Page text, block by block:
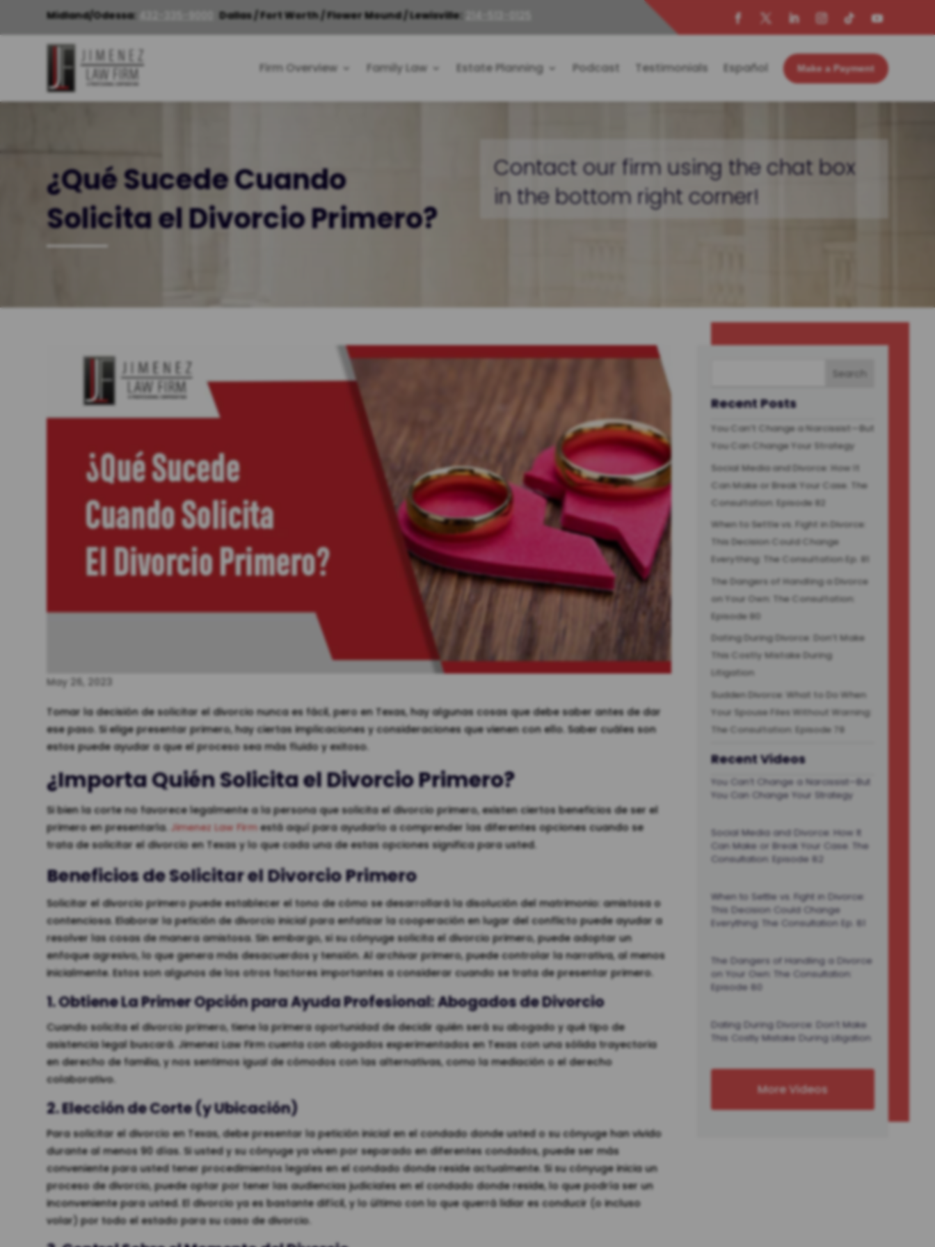
Midland/Odessa: Dallas / Fort Worth / Flower Mound / Lewisville:
Firm Overview Family Law Estate Planning Podcast Testimonials Español Make a Payment
¿Qué Sucede Cuando
Solicita el Divorcio Primero?
Contact our firm using the chat box
in the bottom right corner!
May 26, 2023
Tomar la decisión de solicitar el divorcio nunca es fácil, pero en Texas, hay algunas cosas que debe saber antes de dar
ese paso. Si elige presentar primero, hay ciertas implicaciones y consideraciones que vienen con ello. Saber cuáles son
estos puede ayudar a que el proceso sea más fluido y exitoso.
¿Importa Quién Solicita el Divorcio Primero?
Si bien la corte no favorece legalmente a la persona que solicita el divorcio primero, existen ciertos beneficios de ser el
primero en presentarla. Jimenez Law Firmestá aquí para ayudarlo a comprender las diferentes opciones cuando se
trata de solicitar el divorcio en Texas y lo que cada una de estas opciones significa para usted.
Beneficios de Solicitar el Divorcio Primero
Solicitar el divorcio primero puede establecer el tono de cómo se desarrollará la disolución del matrimonio: amistosa o
contenciosa. Elaborar la petición de divorcio inicial para enfatizar la cooperación en lugar del conflicto puede ayudar a
resolver las cosas de manera amistosa. Sin embargo, si su cónyuge solicita el divorcio primero, puede adoptar un
enfoque agresivo, lo que genera más desacuerdos y tensión. Al archivar primero, puede controlar la narrativa, al menos
inicialmente. Estos son algunos de los otros factores importantes a considerar cuando se trata de presentar primero.
1. Obtiene La Primer Opción para Ayuda Profesional: Abogados de Divorcio
Cuando solicita el divorcio primero, tiene la primera oportunidad de decidir quién será su abogado y qué tipo de
asistencia legal buscará. Jimenez Law Firm cuenta con abogados experimentados en Texas con una sólida trayectoria
en derecho de familia, y nos sentimos igual de cómodos con las alternativas, como la mediación o el derecho
colaborativo.
2. Elección de Corte (y Ubicación)
Para solicitar el divorcio en Texas, debe presentar la petición inicial en el condado donde usted o su cónyuge han vivido
durante al menos 90 días. Si usted y su cónyuge ya viven por separado en diferentes condados, puede ser más
conveniente para usted tener procedimientos legales en el condado donde reside actualmente. Si su cónyuge inicia un
proceso de divorcio, puede optar por tener las audiencias judiciales en el condado donde reside, lo que podría ser un
inconveniente para usted. El divorcio ya es bastante difícil, y lo último con lo que querrá lidiar es conducir (o incluso
volar) por todo el estado para su caso de divorcio.
Recent Posts
You Can’t Change a Narcissist—But
You Can Change Your Strategy
Social Media and Divorce: How It
Can Make or Break Your Case. The
Consultation: Episode 82
When to Settle vs. Fight in Divorce:
This Decision Could Change
Everything: The Consultation Ep. 81
The Dangers of Handling a Divorce
on Your Own: The Consultation:
Episode 80
Dating During Divorce: Don’t Make
This Costly Mistake During
Litigation
Sudden Divorce: What to Do When
Your Spouse Files Without Warning:
The Consultation: Episode 78
Recent Videos
You Can’t Change a Narcissist—But
You Can Change Your Strategy
Social Media and Divorce: How It
Can Make or Break Your Case. The
Consultation: Episode 82
When to Settle vs. Fight in Divorce:
This Decision Could Change
Everything: The Consultation Ep. 81
The Dangers of Handling a Divorce
on Your Own: The Consultation:
Episode 80
Dating During Divorce: Don’t Make
This Costly Mistake During Litigation
More Videos